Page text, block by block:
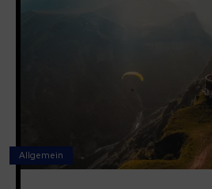
Allgemein